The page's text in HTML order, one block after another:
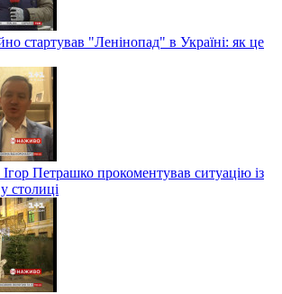
стартував "Ленінопад" в Україні: як це
Петрашко прокоментував ситуацію із
столиці